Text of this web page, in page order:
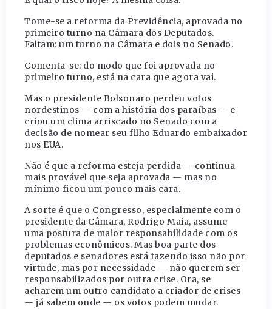
Tome-se a reforma da Previdência, aprovada no
primeiro turno na Câmara dos Deputados.
Faltam: um turno na Câmara e dois no Senado.
Comenta-se: do modo que foi aprovada no
primeiro turno, está na cara que agora vai.
Mas o presidente Bolsonaro perdeu votos
nordestinos — com a história dos paraíbas — e
criou um clima arriscado no Senado com a
decisão de nomear seu filho Eduardo embaixador
nos EUA.
Não é que a reforma esteja perdida — continua
mais provável que seja aprovada — mas no
mínimo ficou um pouco mais cara.
A sorte é que o Congresso, especialmente com o
presidente da Câmara, Rodrigo Maia, assume
uma postura de maior responsabilidade com os
problemas econômicos. Mas boa parte dos
deputados e senadores está fazendo isso não por
virtude, mas por necessidade — não querem ser
responsabilizados por outra crise. Ora, se
acharem um outro candidato a criador de crises
— já sabem onde — os votos podem mudar.